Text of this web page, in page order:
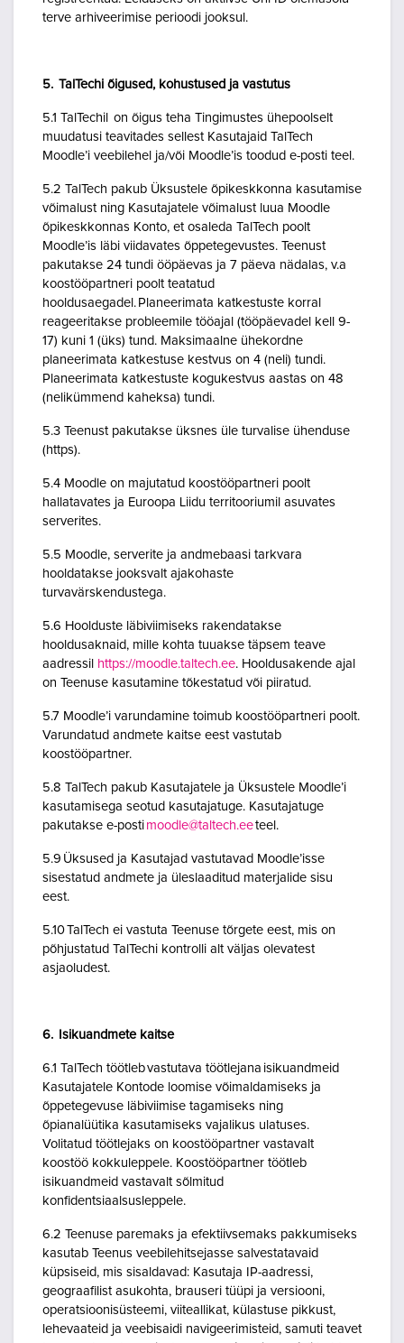
terve arhiveerimise perioodi jooksul.
5. TalTechi õigused, kohustused ja vastutus
5.1 TalTechil on õigus teha Tingimustes ühepoolselt
muudatusi teavitades sellest Kasutajaid TalTech
Moodle’i veebilehel ja/või Moodle’is toodud e-posti teel.
5.2 TalTech pakub Üksustele õpikeskkonna kasutamise
võimalust ning Kasutajatele võimalust luua Moodle
õpikeskkonnas Konto, et osaleda TalTech poolt
Moodle’is läbi viidavates õppetegevustes. Teenust
pakutakse 24 tundi ööpäevas ja 7 päeva nädalas, v.a
koostööpartneri poolt teatatud
hooldusaegadel. Planeerimata katkestuste korral
reageeritakse probleemile tööajal (tööpäevadel kell 9-
17) kuni 1 (üks) tund. Maksimaalne ühekordne
planeerimata katkestuse kestvus on 4 (neli) tundi.
Planeerimata katkestuste kogukestvus aastas on 48
(nelikümmend kaheksa) tundi.
5.3 Teenust pakutakse üksnes üle turvalise ühenduse
(https).
5.4 Moodle on majutatud koostööpartneri poolt
hallatavates ja Euroopa Liidu territooriumil asuvates
serverites.
5.5 Moodle, serverite ja andmebaasi tarkvara
hooldatakse jooksvalt ajakohaste
turvavärskendustega.
5.6 Hoolduste läbiviimiseks rakendatakse
hooldusaknaid, mille kohta tuuakse täpsem teave
aadressil https://moodle.taltech.ee. Hooldusakende ajal
on Teenuse kasutamine tõkestatud või piiratud.
5.7 Moodle’i varundamine toimub koostööpartneri poolt.
Varundatud andmete kaitse eest vastutab
koostööpartner.
5.8 TalTech pakub Kasutajatele ja Üksustele Moodle’i
kasutamisega seotud kasutajatuge. Kasutajatuge
pakutakse e-posti moodle@taltech.eeteel.
5.9 Üksused ja Kasutajad vastutavad Moodle’isse
sisestatud andmete ja üleslaaditud materjalide sisu
eest.
5.10 TalTech ei vastuta Teenuse tõrgete eest, mis on
põhjustatud TalTechi kontrolli alt väljas olevatest
asjaoludest.
6. Isikuandmete kaitse
6.1 TalTech töötleb vastutava töötlejana isikuandmeid
Kasutajatele Kontode loomise võimaldamiseks ja
õppetegevuse läbiviimise tagamiseks ning
õpianalüütika kasutamiseks vajalikus ulatuses.
Volitatud töötlejaks on koostööpartner vastavalt
koostöö kokkuleppele. Koostööpartner töötleb
isikuandmeid vastavalt sõlmitud
konfidentsiaalsusleppele.
6.2 Teenuse paremaks ja efektiivsemaks pakkumiseks
kasutab Teenus veebilehitsejasse salvestatavaid
küpsiseid, mis sisaldavad: Kasutaja IP-aadressi,
geograafilist asukohta, brauseri tüüpi ja versiooni,
operatsioonisüsteemi, viiteallikat, külastuse pikkust,
lehevaateid ja veebisaidi navigeerimisteid, samuti teavet